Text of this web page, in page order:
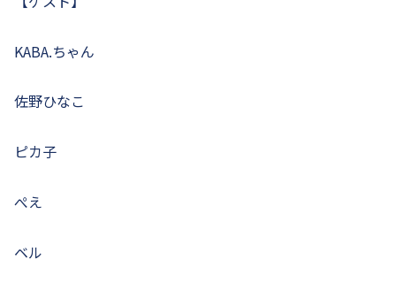
KABA.ちゃん
佐野ひなこ
ピカ子
ぺえ
ベル